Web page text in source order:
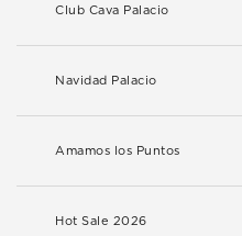
Club Cava Palacio
Navidad Palacio
Amamos los Puntos
Hot Sale 2026